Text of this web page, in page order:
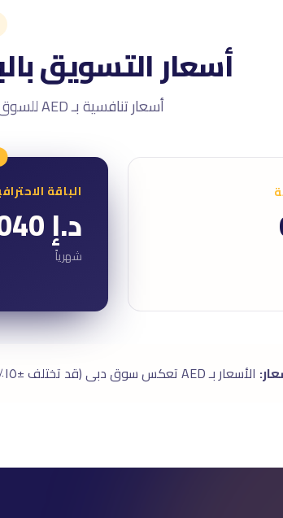
أسعار التسويق
أسعار تنافسية بـ AED للسوق المحلى. كل الباقات شهرية ومتجددة.
الباقة
د.إ 2,040
شهرياً
الأسعار بـ AED تعكس سوق دبى (قد تختلف ±١٥٪ عن متوسط الدولة حسب الموقع). الباقات شاملة بدون رسوم خفية.